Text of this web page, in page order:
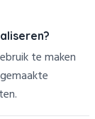
te maken